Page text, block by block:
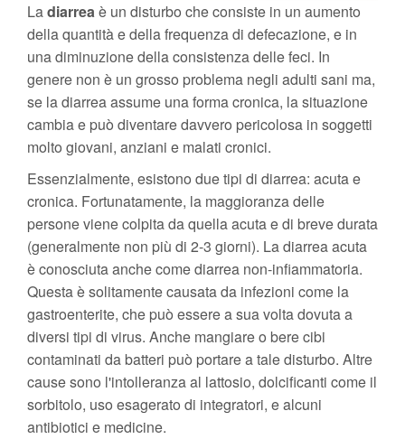
Ladiarreaè un disturbo che consiste in un aumento
della quantità e della frequenza di defecazione, e in
una diminuzione della consistenza delle feci. In
genere non è un grosso problema negli adulti sani ma,
se la diarrea assume una forma cronica, la situazione
cambia e può diventare davvero pericolosa in soggetti
molto giovani, anziani e malati cronici.
Essenzialmente, esistono due tipi di diarrea: acuta e
cronica. Fortunatamente, la maggioranza delle
persone viene colpita da quella acuta e di breve durata
(generalmente non più di 2-3 giorni). La diarrea acuta
è conosciuta anche come diarrea non-infiammatoria.
Questa è solitamente causata da infezioni come la
gastroenterite, che può essere a sua volta dovuta a
diversi tipi di virus. Anche mangiare o bere cibi
contaminati da batteri può portare a tale disturbo. Altre
cause sono l'intolleranza al lattosio, dolcificanti come il
sorbitolo, uso esagerato di integratori, e alcuni
antibiotici e medicine.